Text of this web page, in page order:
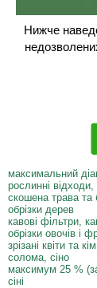
Нижче
максимальний
рослинні
скошена трава та
обрізки дерев
кавові фільтри,
обрізки овочів і
зрізані квіти та
солома, сіно
максимум 25 %
сіні